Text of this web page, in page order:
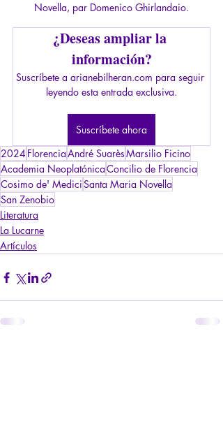
Novella, par Domenico Ghirlandaio.
¿Deseas ampliar la
información?
Suscríbete a arianebilheran.com para seguir
leyendo esta entrada exclusiva.
Suscríbete ahora
2024 FlorenciaAndré SuarèsMarsilio Ficino
Academia NeoplatónicaConcilio de Florencia
Cosimo de' MediciSanta Maria Novella
San Zenobio
Literatura
La Lucarne
Artículos